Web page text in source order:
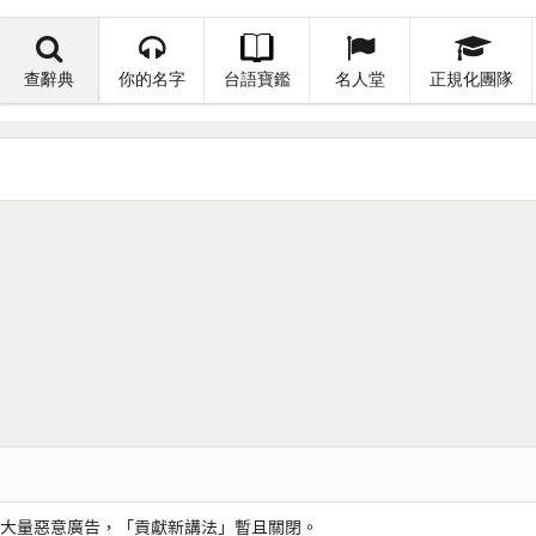
查辭典 你的名字 台語寶鑑 名人堂 正規化團隊
量惡意廣告，「貢獻新講法」暫且關閉。